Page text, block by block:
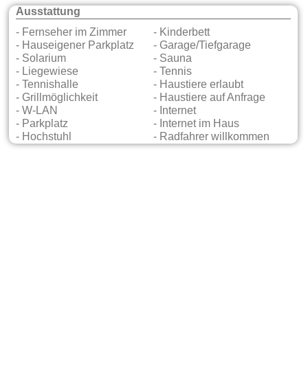
Ausstattung
- Fernseher im Zimmer
- Kinderbett
- Hauseigener Parkplatz
- Garage/Tiefgarage
- Solarium
- Sauna
- Liegewiese
- Tennis
- Tennishalle
- Haustiere erlaubt
- Grillmöglichkeit
- Haustiere auf Anfrage
- W-LAN
- Internet
- Parkplatz
- Internet im Haus
- Hochstuhl
- Radfahrer willkommen